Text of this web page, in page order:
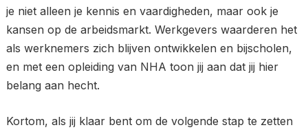
je niet alleen je kennis en vaardigheden, maar ook je
kansen op de arbeidsmarkt. Werkgevers waarderen het
als werknemers zich blijven ontwikkelen en bijscholen,
en met een opleiding van NHA toon jij aan dat jij hier
belang aan hecht.
Kortom, als jij klaar bent om de volgende stap te zetten